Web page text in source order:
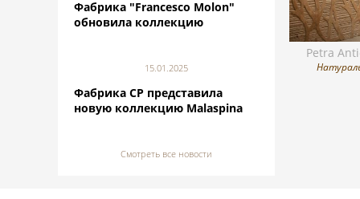
Petra
Фабрика "Francesco Molon"
обновила коллекцию
15.01.2025
Фабрика CP представила
новую коллекцию Malaspina
Смотреть все новости